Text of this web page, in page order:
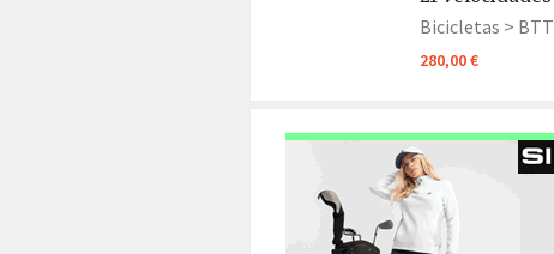
Bicicletas > BTT
280,00 €